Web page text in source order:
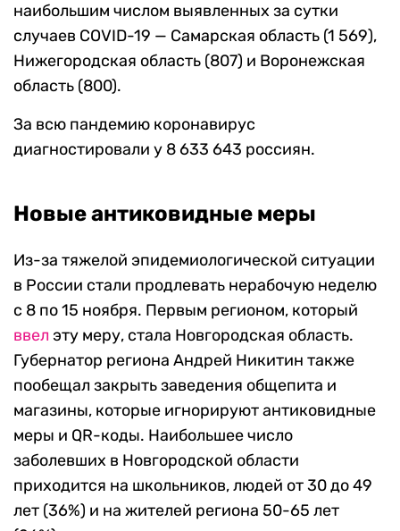
наибольшим числом выявленных за сутки
случаев COVID-19 — Самарская область (1 569),
Нижегородская область (807) и Воронежская
область (800).
За всю пандемию коронавирус
диагностировали у 8 633 643 россиян.
Новые антиковидные меры
Из-за тяжелой эпидемиологической ситуации
в России стали продлевать нерабочую неделю
с 8 по 15 ноября. Первым регионом, который
ввел эту меру, стала Новгородская область.
Губернатор региона Андрей Никитин также
пообещал закрыть заведения общепита и
магазины, которые игнорируют антиковидные
меры и QR-коды. Наибольшее число
заболевших в Новгородской области
приходится на школьников, людей от 30 до 49
лет (36%) и на жителей региона 50-65 лет